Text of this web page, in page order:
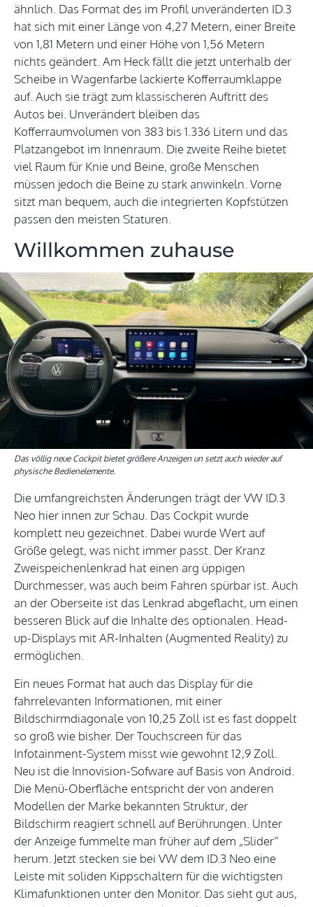
ähnlich. Das Format des im Profil unveränderten ID.3
hat sich mit einer Länge von 4,27 Metern, einer Breite
von 1,81 Metern und einer Höhe von 1,56 Metern
nichts geändert. Am Heck fällt die jetzt unterhalb der
Scheibe in Wagenfarbe lackierte Kofferraumklappe
auf. Auch sie trägt zum klassischeren Auftritt des
Autos bei. Unverändert bleiben das
Kofferraumvolumen von 383 bis 1.336 Litern und das
Platzangebot im Innenraum. Die zweite Reihe bietet
viel Raum für Knie und Beine, große Menschen
müssen jedoch die Beine zu stark anwinkeln. Vorne
sitzt man bequem, auch die integrierten Kopfstützen
passen den meisten Staturen.
Willkommen zuhause
Das völlig neue Cockpit bietet größere Anzeigen un setzt auch wieder auf
physische Bedienelemente.
Die umfangreichsten Änderungen trägt der VW ID.3
Neo hier innen zur Schau. Das Cockpit wurde
komplett neu gezeichnet. Dabei wurde Wert auf
Größe gelegt, was nicht immer passt. Der Kranz
Zweispeichenlenkrad hat einen arg üppigen
Durchmesser, was auch beim Fahren spürbar ist. Auch
an der Oberseite ist das Lenkrad abgeflacht, um einen
besseren Blick auf die Inhalte des optionalen. Head-
up-Displays mit AR-Inhalten (Augmented Reality) zu
ermöglichen.
Ein neues Format hat auch das Display für die
fahrrelevanten Informationen, mit einer
Bildschirmdiagonale von 10,25 Zoll ist es fast doppelt
so groß wie bisher. Der Touchscreen für das
Infotainment-System misst wie gewohnt 12,9 Zoll.
Neu ist die Innovision-Sofware auf Basis von Android.
Die Menü-Oberfläche entspricht der von anderen
Modellen der Marke bekannten Struktur, der
Bildschirm reagiert schnell auf Berührungen. Unter
der Anzeige fummelte man früher auf dem „Slider“
herum. Jetzt stecken sie bei VW dem ID.3 Neo eine
Leiste mit soliden Kippschaltern für die wichtigsten
Klimafunktionen unter den Monitor. Das sieht gut aus,